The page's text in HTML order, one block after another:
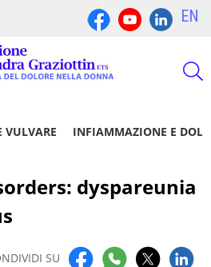
EN
VULVARE INFIAMMAZIONE E
dyspareunia
SU